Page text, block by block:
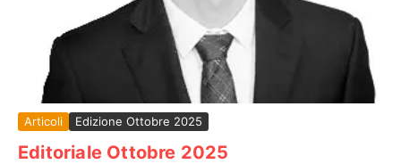
Articoli Edizione Ottobre 2025
Editoriale Ottobre 2025